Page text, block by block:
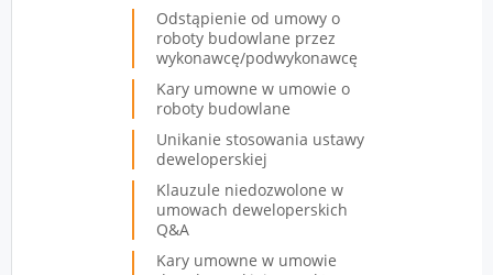
Odstąpienie od umowy o
roboty budowlane przez
wykonawcę/podwykonawcę
Kary umowne w umowie o
roboty budowlane
Unikanie stosowania ustawy
deweloperskiej
Klauzule niedozwolone w
umowach deweloperskich
Q&A
Kary umowne w umowie